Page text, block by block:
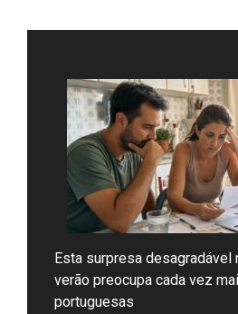
Esta surpresa desagradável
verão preocupa cada vez
portuguesas